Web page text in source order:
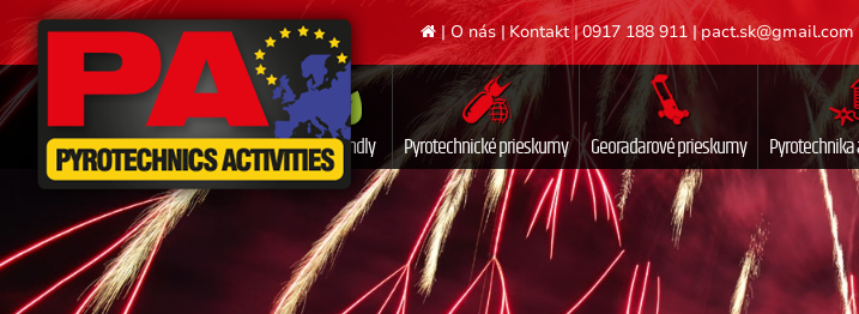
| O nás | Kontakt|0917 188 911| pact.sk@gmail.com
Ecofriendly Pyrotechnické prieskumy Georadarové prieskumy